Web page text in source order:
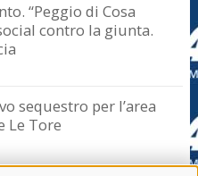
“Peggio di Cosa
contro la giunta.
sequestro per l’area
Le Tore